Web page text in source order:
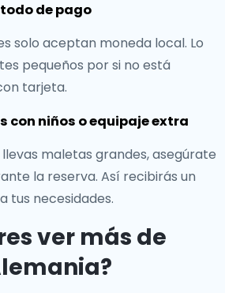
de pago
solo aceptan moneda local. Lo
pequeños por si no está
tarjeta.
con niños o equipaje extra
llevas maletas grandes, asegúrate
la reserva. Así recibirás un
tus necesidades.
ver más de